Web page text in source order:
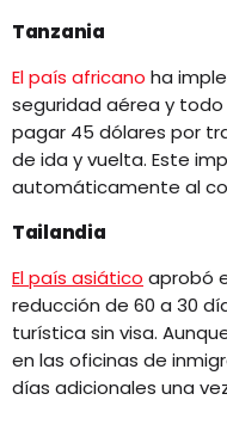
Tanzania
El país africano ha
seguridad aérea y
pagar 45 dólares por
de ida y vuelta. Este
automáticamente al
Tailandia
El país asiático aprobó
reducción de 60 a 30
turística sin visa.
en las oficinas de
días adicionales una